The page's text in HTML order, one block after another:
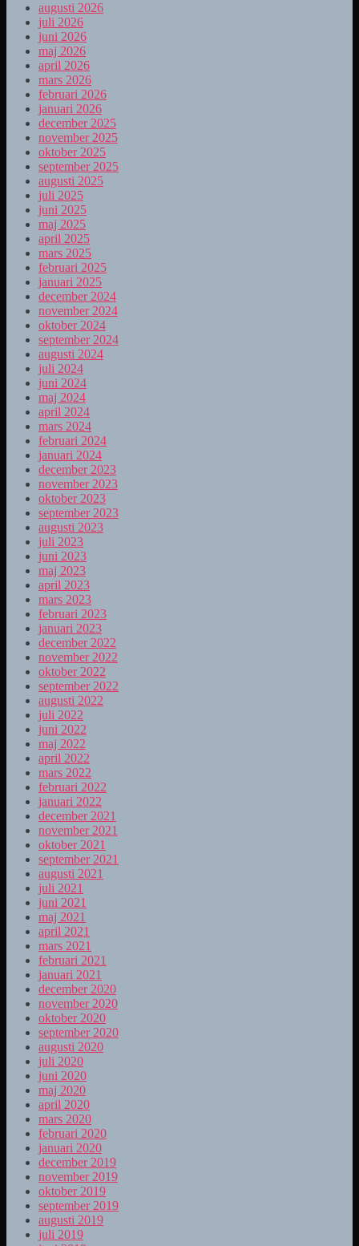
augusti 2026
juli 2026
juni 2026
maj 2026
april 2026
mars 2026
februari 2026
januari 2026
december 2025
november 2025
oktober 2025
september 2025
augusti 2025
juli 2025
juni 2025
maj 2025
april 2025
mars 2025
februari 2025
januari 2025
december 2024
november 2024
oktober 2024
september 2024
augusti 2024
juli 2024
juni 2024
maj 2024
april 2024
mars 2024
februari 2024
januari 2024
december 2023
november 2023
oktober 2023
september 2023
augusti 2023
juli 2023
juni 2023
maj 2023
april 2023
mars 2023
februari 2023
januari 2023
december 2022
november 2022
oktober 2022
september 2022
augusti 2022
juli 2022
juni 2022
maj 2022
april 2022
mars 2022
februari 2022
januari 2022
december 2021
november 2021
oktober 2021
september 2021
augusti 2021
juli 2021
juni 2021
maj 2021
april 2021
mars 2021
februari 2021
januari 2021
december 2020
november 2020
oktober 2020
september 2020
augusti 2020
juli 2020
juni 2020
maj 2020
april 2020
mars 2020
februari 2020
januari 2020
december 2019
november 2019
oktober 2019
september 2019
augusti 2019
juli 2019